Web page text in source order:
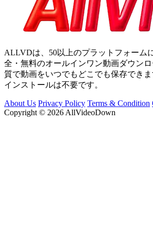
ALLVDは、50以上のプラットフォーム
全・無料のオールインワン動画ダウン
質で動画をいつでもどこでも保存でき
インストールは不要です。
About Us Privacy Policy Terms & Condition
Copyright © 2026 AllVideoDown